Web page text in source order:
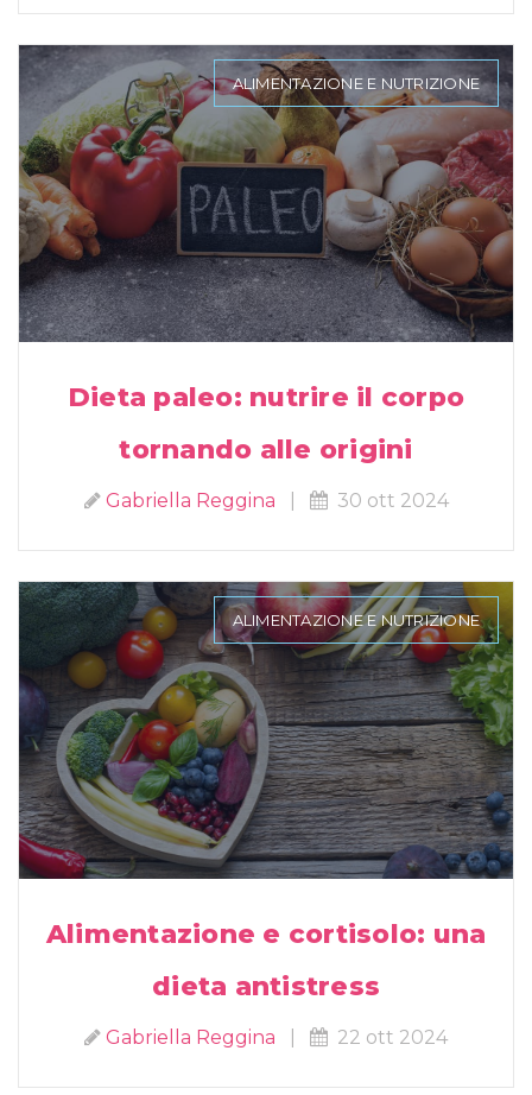
ALIMENTAZIONE E NUTRIZIONE
Dieta paleo: nutrire il corpo
tornando alle origini
Gabriella Reggina 30 ott 2024
ALIMENTAZIONE E NUTRIZIONE
Alimentazione e cortisolo: una
dieta antistress
Gabriella Reggina 22 ott 2024